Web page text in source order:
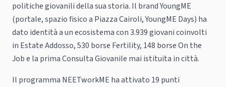
politiche giovanili della sua storia. Il brand YoungME
(portale, spazio fisico a Piazza Cairoli, YoungME Days) ha
dato identità a un ecosistema con 3.939 giovani coinvolti
in Estate Addosso, 530 borse Fertility, 148 borse On the
Job e la prima Consulta Giovanile mai istituita in città.
Il programma NEETworkME ha attivato 19 punti